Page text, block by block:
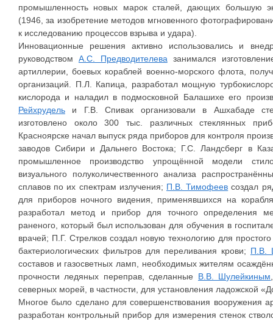
промышленность новых марок сталей, дающих большую
(1946, за изобретение методов мгновенного
к исследованию процессов взрыва и удара).
Инновационные решения активно использовались и
руководством А.С. Предводителева занимался
артиллерии, боевых кораблей военно-морского флота,
организаций. П.Л. Капица, разработал мощную
кислорода и наладил в подмосковной Балашихе его
Рейхрудель и Г.В. Спивак организовали в Ашхабаде
изготовлено около 300 тыс. различных стеклянных
Красноярске начал выпуск ряда приборов для контроля
заводов Сибири и Дальнего Востока; Г.С. Ландсберг в
промышленное производство упрощённой модели
визуального полуколичественного анализа
сплавов по их спектрам излучения; П.В. Тимофеев создал
для приборов ночного видения, применявшихся на
разработал метод и прибор для точного определения
раненого, который был использован для обучения в
врачей; П.Г. Стрелков создал новую технологию для
бактериологических фильтров для переливания крови; П.В.
составов и газосветных ламп, необходимых жителям
прочности ледяных переправ, сделанные В.В. Шулейкиным
северных морей, в частности, для установления ладожской
Многое было сделано для совершенствования
разработан контрольный прибор для измерения стенок